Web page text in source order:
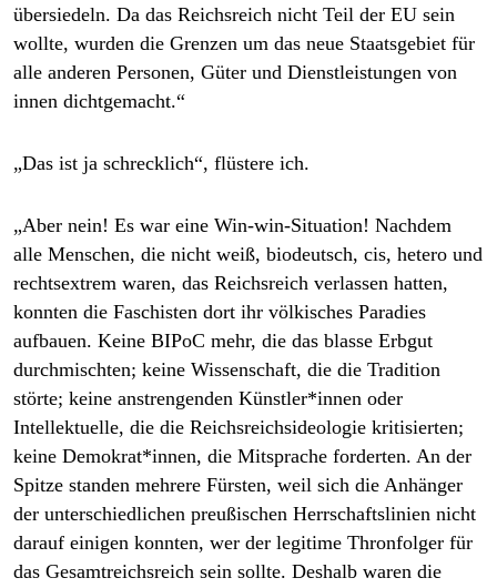
übersiedeln. Da das Reichsreich nicht Teil der EU sein
wollte, wurden die Grenzen um das neue Staatsgebiet für
alle anderen Personen, Güter und Dienstleistungen von
innen dichtgemacht.“
„Das ist ja schrecklich“, flüstere ich.
„Aber nein! Es war eine Win-win-Situation! Nachdem
alle Menschen, die nicht weiß, biodeutsch, cis, hetero und
rechtsextrem waren, das Reichsreich verlassen hatten,
konnten die Faschisten dort ihr völkisches Paradies
aufbauen. Keine BIPoC mehr, die das blasse Erbgut
durchmischten; keine Wissenschaft, die die Tradition
störte; keine anstrengenden Künst­le­r*in­nen oder
Intellektuelle, die die Reichsreichsideologie kritisierten;
keine Demokrat*innen, die Mitsprache forderten. An der
Spitze standen mehrere Fürsten, weil sich die Anhänger
der unterschiedlichen preußischen Herrschaftslinien nicht
darauf einigen konnten, wer der legitime Thronfolger für
das Gesamt­reichsreich sein sollte. Deshalb waren die